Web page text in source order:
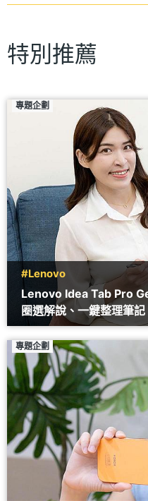
特別推薦
專題企劃
#Lenovo
Lenovo Idea Tab Pro
圈選解說、一鍵整理筆記
專題企劃